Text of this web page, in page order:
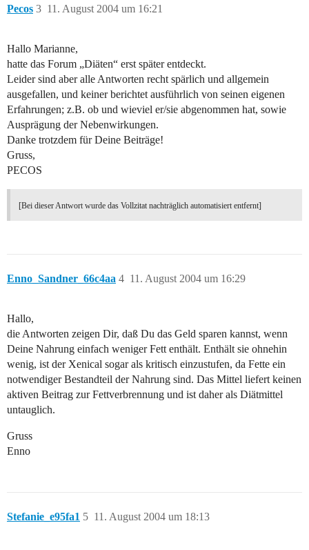
Pecos 11. August 2004 um 16:21
3
Hallo Marianne,
hatte das Forum „Diäten“ erst später entdeckt.
Leider sind aber alle Antworten recht spärlich und allgemein
ausgefallen, und keiner berichtet ausführlich von seinen eigenen
Erfahrungen; z.B. ob und wieviel er/sie abgenommen hat, sowie
Ausprägung der Nebenwirkungen.
Danke trotzdem für Deine Beiträge!
Gruss,
PECOS
[Bei dieser Antwort wurde das Vollzitat nachträglich automatisiert entfernt]
Enno_Sandner_66c4aa 11. August 2004 um 16:29
4
Hallo,
die Antworten zeigen Dir, daß Du das Geld sparen kannst, wenn
Deine Nahrung einfach weniger Fett enthält. Enthält sie ohnehin
wenig, ist der Xenical sogar als kritisch einzustufen, da Fette ein
notwendiger Bestandteil der Nahrung sind. Das Mittel liefert keinen
aktiven Beitrag zur Fettverbrennung und ist daher als Diätmittel
untauglich.
Gruss
Enno
Stefanie_e95fa1 11. August 2004 um 18:13
5